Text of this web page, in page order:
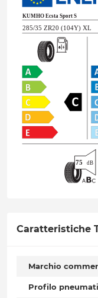
Caratteristiche
Marchio
Profilo